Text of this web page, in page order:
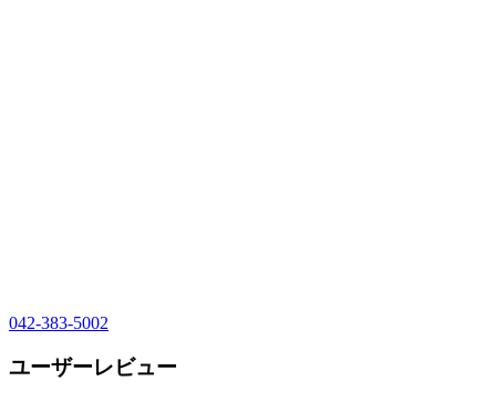
042-383-5002
ユーザーレビュー